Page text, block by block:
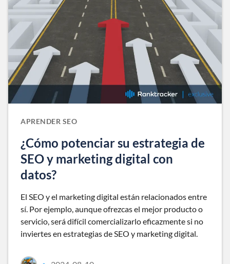
APRENDER SEO
¿Cómo potenciar su estrategia de
SEO y marketing digital con
datos?
El SEO y el marketing digital están relacionados entre
sí. Por ejemplo, aunque ofrezcas el mejor producto o
servicio, será difícil comercializarlo eficazmente si no
inviertes en estrategias de SEO y marketing digital.